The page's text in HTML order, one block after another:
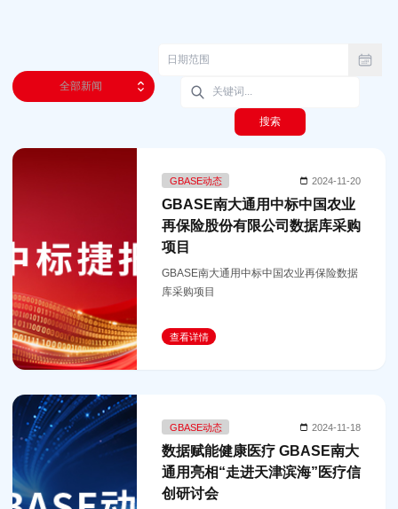
全部新闻
搜索
GBASE动态 2024-11-20
GBASE南大通用中标中国农业
再保险股份有限公司数据库采购
项目
GBASE南大通用中标中国农业再保险数据
库采购项目
查看详情
GBASE动态 2024-11-18
数据赋能健康医疗 GBASE南大
通用亮相“走进天津滨海”医疗信
创研讨会